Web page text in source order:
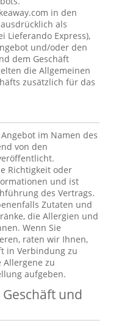
in den
als
Lieferando Express),
und/oder den
dem Geschäft
die Allgemeinen
zusätzlich für das
im Namen des
von den
Richtigkeit oder
und ist
des Vertrags.
Zutaten und
die Allergien und
Wenn Sie
raten wir Ihnen,
in Verbindung zu
Allergene zu
aufgeben.
und